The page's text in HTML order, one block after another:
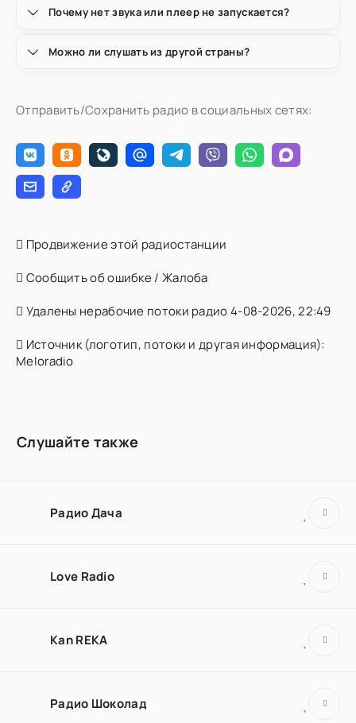
Почему нет звука или плеер не запускается?
Можно ли слушать из другой страны?
Отправить/Сохранить радио в социальных сетях:
Продвижение этой радиостанции
Сообщить об ошибке / Жалоба
Удалены нерабочие потоки радио 4-08-2026, 22:49
Источник (логотип, потоки и другая информация):
Meloradio
Слушайте также
Радио Дача
Love Radio
Kan REKA
Радио Шоколад